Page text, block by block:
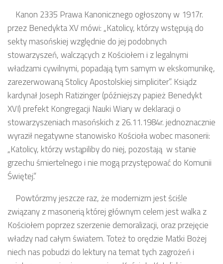
Kanon 2335 Prawa Kanonicznego ogłoszony w 1917r.
przez Benedykta XV mówi: „Katolicy, którzy wstępują do
sekty masońskiej względnie do jej podobnych
stowarzyszeń, walczących z Kościołem i z legalnymi
władzami cywilnymi, popadają tym samym w ekskomunikę,
zarezerwowaną Stolicy Apostolskiej simpliciter”. Ksiądz
kardynał Joseph Ratizinger (późniejszy papież Benedykt
XVI) prefekt Kongregacji Nauki Wiary w deklaracji o
stowarzyszeniach masońskich z 26.11.1984r. jednoznacznie
wyraził negatywne stanowisko Kościoła wobec masonerii:
„Katolicy, którzy wstąpiliby do niej, pozostają w stanie
grzechu śmiertelnego i nie mogą przystępować do Komunii
Świętej.”
Powtórzmy jeszcze raz, że modernizm jest ściśle
związany z masonerią której głównym celem jest walka z
Kościołem poprzez szerzenie demoralizacji, oraz przejęcie
władzy nad całym światem. Toteż to orędzie Matki Bożej
niech nas pobudzi do lektury na temat tych zagrożeń i